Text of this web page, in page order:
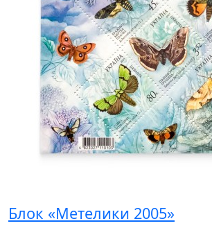
Блок «Метелики 2005»